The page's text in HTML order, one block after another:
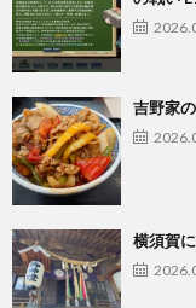
吉野家
横須賀